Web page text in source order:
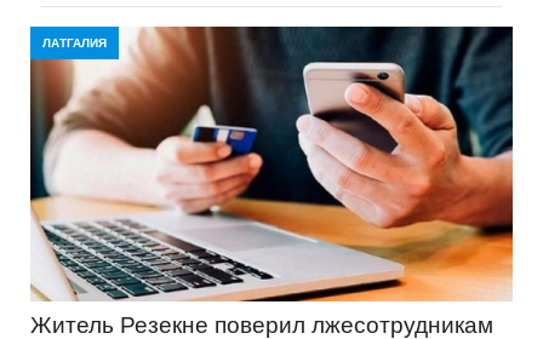
ЛАТГАЛИЯ
Житель Резекне поверил лжесотрудникам